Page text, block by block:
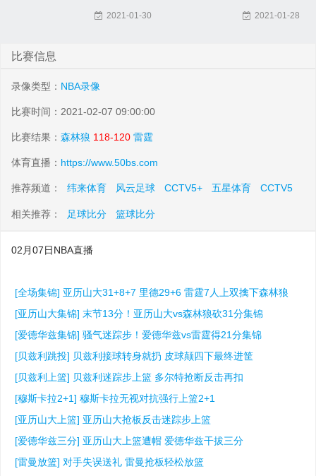
2021-01-30 2021-01-28
比赛信息
录像类型： NBA录像
比赛时间：2021-02-07 09:00:00
比赛结果： 森林狼 118-120 雷霆
体育直播： https://www.50bs.com
推荐频道： 纬来体育 风云足球 CCTV5+ 五星体育 CCTV5
相关推荐： 足球比分 篮球比分
02月07日NBA直播
[全场集锦] 亚历山大31+8+7 里德29+6 雷霆7人上双擒下森林狼
[亚历山大集锦] 末节13分！亚历山大vs森林狼砍31分集锦
[爱德华兹集锦] 骚气迷踪步！爱德华兹vs雷霆得21分集锦
[贝兹利跳投] 贝兹利接球转身就扔 皮球颠四下最终进筐
[贝兹利上篮] 贝兹利迷踪步上篮 多尔特抢断反击再扣
[穆斯卡拉2+1] 穆斯卡拉无视对抗强行上篮2+1
[亚历山大上篮] 亚历山大抢板反击迷踪步上篮
[爱德华兹三分] 亚历山大上篮遭帽 爱德华兹干拔三分
[雷曼放篮] 对手失误送礼 雷曼抢板轻松放篮